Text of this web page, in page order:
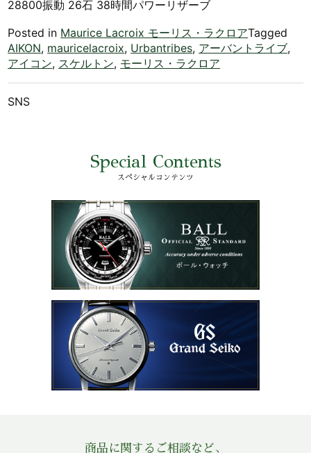
28800振動 26石 38時間パワーリザーブ
Posted in Maurice Lacroix モーリス・ラクロアTagged
AIKON, mauricelacroix, Urbantribes, アーバントライブ,
アイコン, スケルトン, モーリス・ラクロア
SNS
Special Contents
スペシャルコンテンツ
商品に関するご相談など、